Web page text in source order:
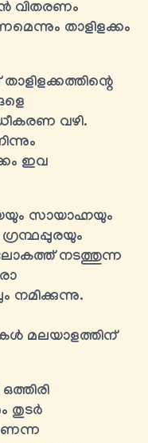
വിതരണം
താളിളക്കം
വഴി.
ഇവ
സായാഹ്നയും
ഗ്രന്ഥപ്പുരയും
നടത്തുന്ന
നമിക്കുന്നു.
മലയാളത്തിന്
തുടർ